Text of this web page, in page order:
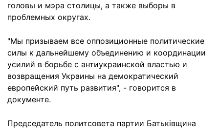
головы и мэра столицы, а также выборы в
проблемных округах.
"Мы призываем все оппозиционные политические
силы к дальнейшему объединению и координации
усилий в борьбе с антиукраинской властью и
возвращения Украины на демократический
европейский путь развития", - говорится в
документе.
Председатель политсовета партии Батьківщина